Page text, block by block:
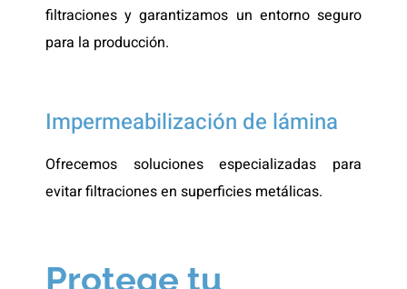
filtraciones y garantizamos un entorno seguro
para la producción.
Impermeabilización de lámina
Ofrecemos soluciones especializadas para
evitar filtraciones en superficies metálicas.
Protege tu